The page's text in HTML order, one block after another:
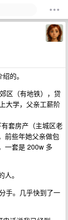
的。
区（有地铁），贷
大学，父亲工薪阶
套房产（主城区老
前些年她父亲做包
一套是 200w 多
。
手。几乎快到了一